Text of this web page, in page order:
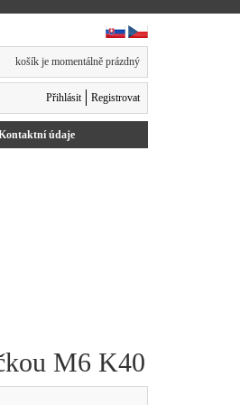
košík je momentálně prázdný
Přihlásit Registrovat
ní údaje
M6 K40